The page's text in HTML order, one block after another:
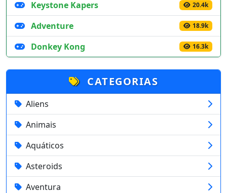
Keystone Kapers 20.4k
Adventure 18.9k
Donkey Kong 16.3k
CATEGORIAS
Aliens
Animais
Aquáticos
Asteroids
Aventura